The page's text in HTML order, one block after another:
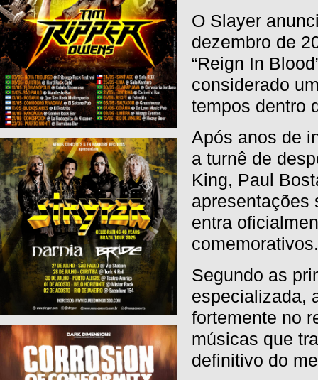
O Slayer
dezembro de
“Reign In
considerado
tempos dentro
Após anos de
a turnê de
King, Paul
apresentações
entra
comemorativos.
Segundo as
especializada,
fortemente no
músicas que
definitivo do